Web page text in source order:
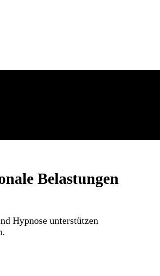
Belastungen
Hypnose unterstützen